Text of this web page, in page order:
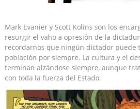
Mark Evanier y Scott Kolins son los
resurgir el vaho a opresión de la
recordarnos que ningún dictador puede
población por siempre. La cultura y el
terminan alzándose siempre, aunque
con toda la fuerza del Estado.